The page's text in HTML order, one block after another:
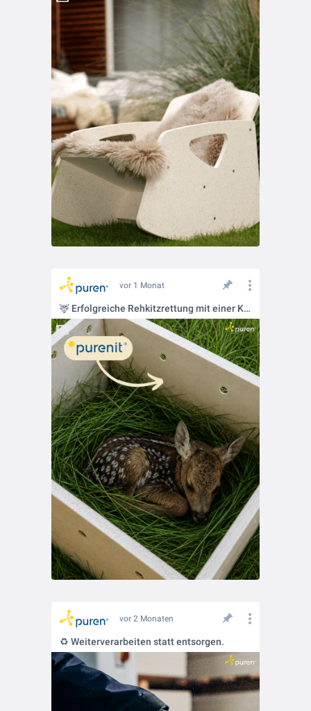
vor 1 Monat
🦌 Erfolgreiche Rehkitzrettung mit einer Kitzbox aus purenit
vor 2 Monaten
♻️ Weiterverarbeiten statt entsorgen.